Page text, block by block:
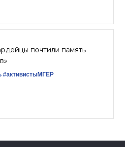
почтили память
#активистыМГЕР